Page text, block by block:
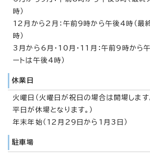
時）
12月から2月：午前9時から午後4時（最
時）
3月から6月・10月・11月：午前9時から
ートは午後4時）
休業日
火曜日（火曜日が祝日の場合は開場します
平日が休場となります。）
年末年始（12月29日から1月3日）
駐車場